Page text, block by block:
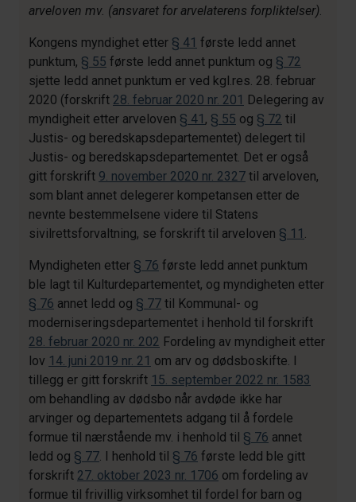
arveloven mv. (ansvaret for arvelaterens forpliktelser).
Kongens myndighet etter § 41 første ledd annet
punktum, § 55 første ledd annet punktum og § 72
sjette ledd annet punktum er ved kgl.res. 28. februar
2020 (forskrift 28. februar 2020 nr. 201 Delegering av
myndigheit etter arveloven § 41 , § 55 og § 72 til
Justis- og beredskapsdepartementet) delegert til
Justis- og beredskapsdepartementet. Det er også
gitt forskrift 9. november 2020 nr. 2327 til arveloven,
som blant annet delegerer kompetansen etter de
nevnte bestemmelsene videre til Statens
sivilrettsforvaltning, se forskrift til arveloven § 11 .
Myndigheten etter § 76 første ledd annet punktum
ble lagt til Kulturdepartementet, og myndigheten etter
§ 76 annet ledd og § 77 til Kommunal- og
moderniseringsdepartementet i henhold til forskrift
28. februar 2020 nr. 202 Fordeling av myndigheit etter
lov 14. juni 2019 nr. 21 om arv og dødsboskifte. I
tillegg er gitt forskrift 15. september 2022 nr. 1583
om behandling av dødsbo når avdøde ikke har
arvinger og departementets adgang til å fordele
formue til nærstående mv. i henhold til § 76 annet
ledd og § 77. I henhold til § 76 første ledd ble gitt
forskrift 27. oktober 2023 nr. 1706 om fordeling av
formue til frivillig virksomhet til fordel for barn og